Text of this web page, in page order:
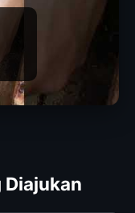
Diajukan